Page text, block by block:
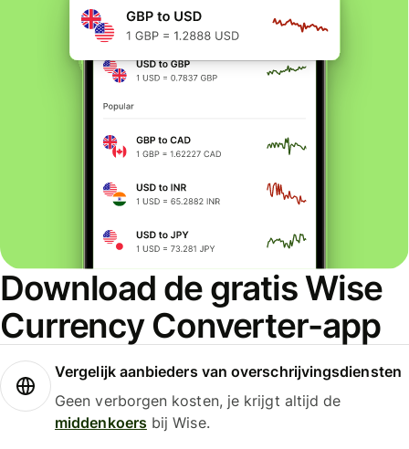
Download de gratis Wise
Currency Converter-app
Vergelijk aanbieders van overschrijvingsdiensten
Geen verborgen kosten, je krijgt altijd de
middenkoersbij Wise.